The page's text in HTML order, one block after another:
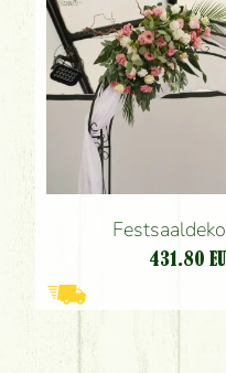
431.80